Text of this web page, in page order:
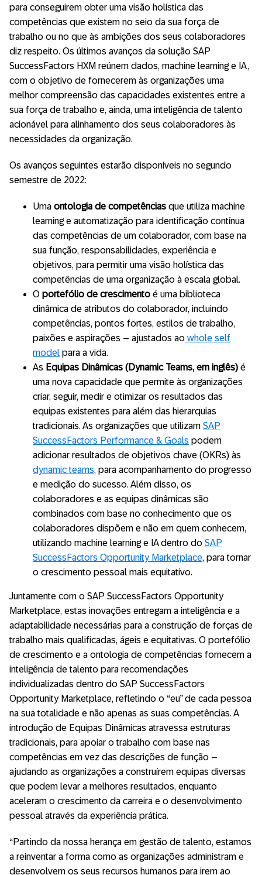
para conseguirem obter uma visão holística das
competências que existem no seio da sua força de
trabalho ou no que às ambições dos seus colaboradores
diz respeito. Os últimos avanços da solução SAP
SuccessFactors HXM reúnem dados, machine learning e IA,
com o objetivo de fornecerem às organizações uma
melhor compreensão das capacidades existentes entre a
sua força de trabalho e, ainda, uma inteligência de talento
acionável para alinhamento dos seus colaboradores às
necessidades da organização.
Os avanços seguintes estarão disponíveis no segundo
semestre de 2022:
Uma ontologia de competências que utiliza machine
learning e automatização para identificação contínua
das competências de um colaborador, com base na
sua função, responsabilidades, experiência e
objetivos, para permitir uma visão holística das
competências de uma organização à escala global.
O portefólio de crescimento é uma biblioteca
dinâmica de atributos do colaborador, incluindo
competências, pontos fortes, estilos de trabalho,
paixões e aspirações – ajustados ao whole self
model para a vida.
As Equipas Dinâmicas (Dynamic Teams, em inglês) é
uma nova capacidade que permite às organizações
criar, seguir, medir e otimizar os resultados das
equipas existentes para além das hierarquias
tradicionais. As organizações que utilizam SAP
SuccessFactors Performance & Goals podem
adicionar resultados de objetivos chave (OKRs) às
dynamic teams, para acompanhamento do progresso
e medição do sucesso. Além disso, os
colaboradores e as equipas dinâmicas são
combinados com base no conhecimento que os
colaboradores dispõem e não em quem conhecem,
utilizando machine learning e IA dentro do SAP
SuccessFactors Opportunity Marketplace, para tornar
o crescimento pessoal mais equitativo.
Juntamente com o SAP SuccessFactors Opportunity
Marketplace, estas inovações entregam a inteligência e a
adaptabilidade necessárias para a construção de forças de
trabalho mais qualificadas, ágeis e equitativas. O portefólio
de crescimento e a ontologia de competências fornecem a
inteligência de talento para recomendações
individualizadas dentro do SAP SuccessFactors
Opportunity Marketplace, refletindo o “eu” de cada pessoa
na sua totalidade e não apenas as suas competências. A
introdução de Equipas Dinâmicas atravessa estruturas
tradicionais, para apoiar o trabalho com base nas
competências em vez das descrições de função –
ajudando as organizações a construírem equipas diversas
que podem levar a melhores resultados, enquanto
aceleram o crescimento da carreira e o desenvolvimento
pessoal através da experiência prática.
“Partindo da nossa herança em gestão de talento, estamos
a reinventar a forma como as organizações administram e
desenvolvem os seus recursos humanos para irem ao